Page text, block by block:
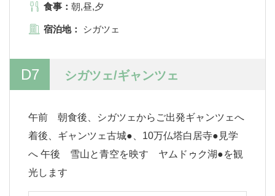
食事： 朝,昼,夕
宿泊地： シガツェ
D7 シガツェ/ギャンツェ
午前 朝食後、シガツェからご出発ギャンツェへ
着後、ギャンツェ古城●、10万仏塔白居寺●見学
へ 午後 雪山と青空を映す ヤムドゥク湖●を観
光します